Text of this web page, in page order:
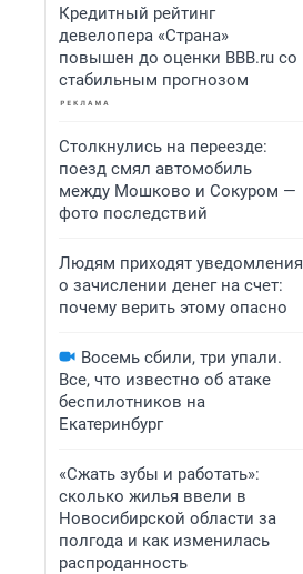
Кредитный рейтинг
девелопера «Страна»
повышен до оценки BBB.ru со
стабильным прогнозом
Столкнулись на переезде:
поезд смял автомобиль
между Мошково и Сокуром —
фото последствий
Людям приходят уведомления
о зачислении денег на счет:
почему верить этому опасно
Восемь сбили, три упали.
Все, что известно об атаке
беспилотников на
Екатеринбург
«Сжать зубы и работать»:
сколько жилья ввели в
Новосибирской области за
полгода и как изменилась
распроданность